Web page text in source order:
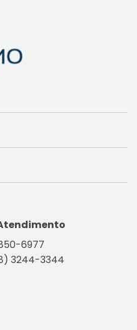
6977
3244-3344